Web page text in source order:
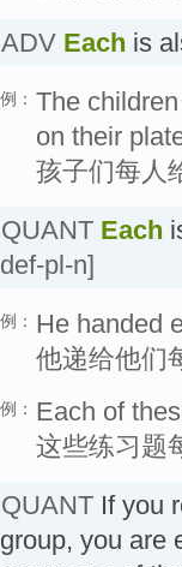
ADV Each is
例： The
on their
孩子们每人
QUANT Each
def-pl-n]
例： He handed
他递给他们
例： Each of
这些练习题
QUANT If you
group, you are